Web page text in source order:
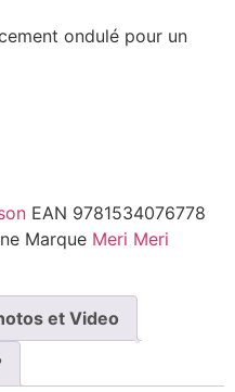
ondulé pour un
EAN 9781534076778
Marque Meri Meri
et Video